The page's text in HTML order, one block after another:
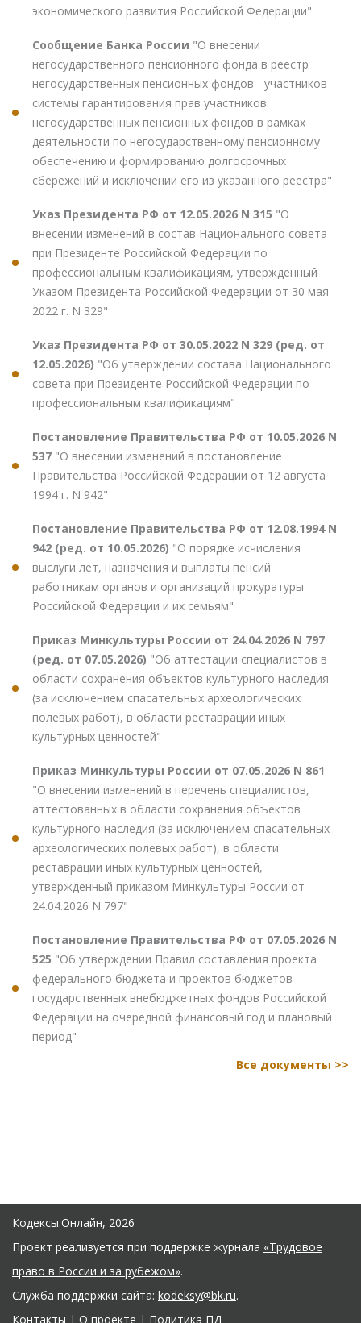
экономического развития Российской Федерации"
Сообщение Банка России "О внесении
негосударственного пенсионного фонда в реестр
негосударственных пенсионных фондов - участников
системы гарантирования прав участников
негосударственных пенсионных фондов в рамках
деятельности по негосударственному пенсионному
обеспечению и формированию долгосрочных
сбережений и исключении его из указанного реестра"
Указ Президента РФ от 12.05.2026 N 315 "О
внесении изменений в состав Национального совета
при Президенте Российской Федерации по
профессиональным квалификациям, утвержденный
Указом Президента Российской Федерации от 30 мая
2022 г. N 329"
Указ Президента РФ от 30.05.2022 N 329 (ред. от
12.05.2026) "Об утверждении состава Национального
совета при Президенте Российской Федерации по
профессиональным квалификациям"
Постановление Правительства РФ от 10.05.2026 N
537 "О внесении изменений в постановление
Правительства Российской Федерации от 12 августа
1994 г. N 942"
Постановление Правительства РФ от 12.08.1994 N
942 (ред. от 10.05.2026) "О порядке исчисления
выслуги лет, назначения и выплаты пенсий
работникам органов и организаций прокуратуры
Российской Федерации и их семьям"
Приказ Минкультуры России от 24.04.2026 N 797
(ред. от 07.05.2026) "Об аттестации специалистов в
области сохранения объектов культурного наследия
(за исключением спасательных археологических
полевых работ), в области реставрации иных
культурных ценностей"
Приказ Минкультуры России от 07.05.2026 N 861
"О внесении изменений в перечень специалистов,
аттестованных в области сохранения объектов
культурного наследия (за исключением спасательных
археологических полевых работ), в области
реставрации иных культурных ценностей,
утвержденный приказом Минкультуры России от
24.04.2026 N 797"
Постановление Правительства РФ от 07.05.2026 N
525 "Об утверждении Правил составления проекта
федерального бюджета и проектов бюджетов
государственных внебюджетных фондов Российской
Федерации на очередной финансовый год и плановый
период"
Все документы >>
Кодексы.Онлайн, 2026
Проект реализуется при поддержке журнала «Трудовое
право в России и за рубежом».
Служба поддержки сайта: kodeksy@bk.ru.
Контакты | О проекте | Политика ПД